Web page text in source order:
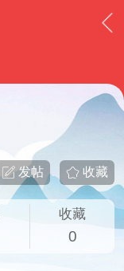
收藏
发帖
收藏
0